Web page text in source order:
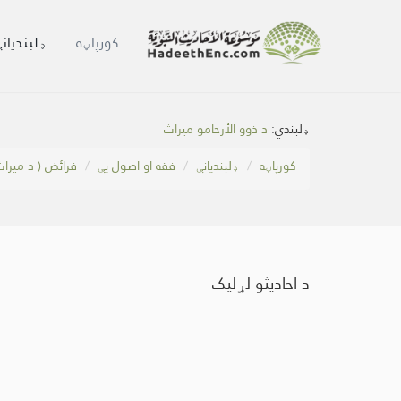
کور‌پاڼه
ډلبندي: د ذوو الأرحامو میراث
کور‌پاڼه
ډلبندیانې فقه او اصول یې فرائض ( د
د احادیثو لړلیک